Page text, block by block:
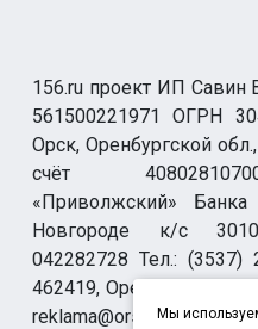
156.ru проект ИП
561500221971 ОГРН
Орск, Оренбургской
счёт
«Приволжский»
Новгороде к/с
042282728 Тел.: (3537)
462419, Оренбургская
reklama@orsk.ru
Мы